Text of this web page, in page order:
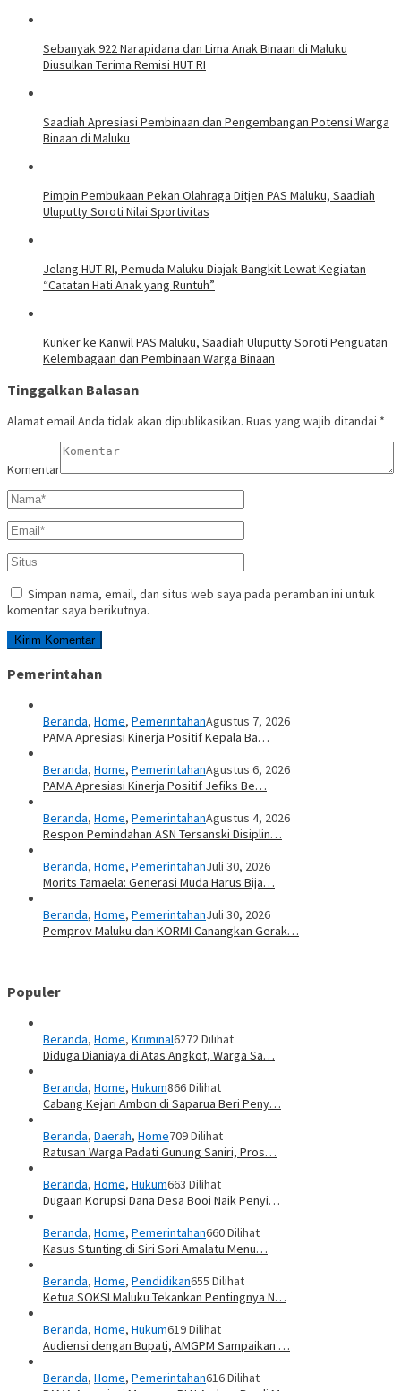
Sebanyak 922 Narapidana dan Lima Anak Binaan di Maluku
Diusulkan Terima Remisi HUT RI
Saadiah Apresiasi Pembinaan dan Pengembangan Potensi Warga
Binaan di Maluku
Pimpin Pembukaan Pekan Olahraga Ditjen PAS Maluku, Saadiah
Uluputty Soroti Nilai Sportivitas
Jelang HUT RI, Pemuda Maluku Diajak Bangkit Lewat Kegiatan
“Catatan Hati Anak yang Runtuh”
Kunker ke Kanwil PAS Maluku, Saadiah Uluputty Soroti Penguatan
Kelembagaan dan Pembinaan Warga Binaan
Tinggalkan Balasan
Alamat email Anda tidak akan dipublikasikan. Ruas yang wajib ditandai *
Komentar
Simpan nama, email, dan situs web saya pada peramban ini untuk
komentar saya berikutnya.
Pemerintahan
Beranda, Home, PemerintahanAgustus 7, 2026
PAMA Apresiasi Kinerja Positif Kepala Ba…
Beranda, Home, PemerintahanAgustus 6, 2026
PAMA Apresiasi Kinerja Positif Jefiks Be…
Beranda, Home, PemerintahanAgustus 4, 2026
Respon Pemindahan ASN Tersanski Disiplin…
Beranda, Home, PemerintahanJuli 30, 2026
Morits Tamaela: Generasi Muda Harus Bija…
Beranda, Home, PemerintahanJuli 30, 2026
Pemprov Maluku dan KORMI Canangkan Gerak…
Populer
Beranda, Home, Kriminal6272 Dilihat
Diduga Dianiaya di Atas Angkot, Warga Sa…
Beranda, Home, Hukum866 Dilihat
Cabang Kejari Ambon di Saparua Beri Peny…
Beranda, Daerah, Home709 Dilihat
Ratusan Warga Padati Gunung Saniri, Pros…
Beranda, Home, Hukum663 Dilihat
Dugaan Korupsi Dana Desa Booi Naik Penyi…
Beranda, Home, Pemerintahan660 Dilihat
Kasus Stunting di Siri Sori Amalatu Menu…
Beranda, Home, Pendidikan655 Dilihat
Ketua SOKSI Maluku Tekankan Pentingnya N…
Beranda, Home, Hukum619 Dilihat
Audiensi dengan Bupati, AMGPM Sampaikan …
Beranda, Home, Pemerintahan616 Dilihat